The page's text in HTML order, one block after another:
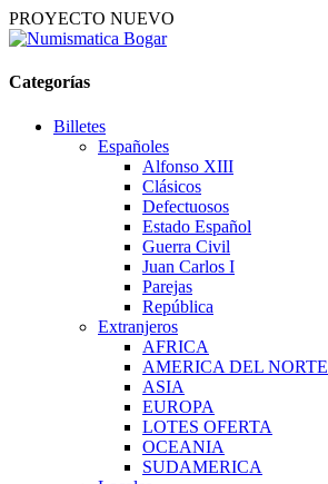
PROYECTO NUEVO
Categorías
Billetes
Españoles
Alfonso XIII
Clásicos
Defectuosos
Estado Español
Guerra Civil
Juan Carlos I
Parejas
República
Extranjeros
AFRICA
AMERICA DEL NORTE
ASIA
EUROPA
LOTES OFERTA
OCEANIA
SUDAMERICA